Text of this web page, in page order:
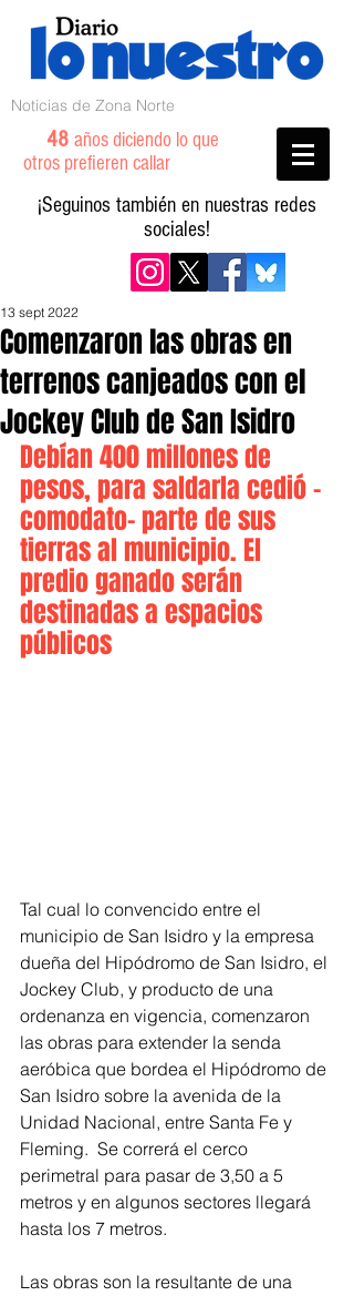
Noticias de Zona Norte
48 años diciendo lo que
otros prefieren callar
¡Seguinos también en nuestras redes
sociales!
Comenzaron las obras en
terrenos canjeados con el
Jockey Club de San Isidro
13 sept 2022
Debían 400 millones de
pesos, para saldarla cedió -
comodato- parte de sus
tierras al municipio. El
predio ganado serán
destinadas a espacios
públicos
Tal cual lo convencido entre el
municipio de San Isidro y la empresa
dueña del Hipódromo de San Isidro, el
Jockey Club, y producto de una
ordenanza en vigencia, comenzaron
las obras para extender la senda
aeróbica que bordea el Hipódromo de
San Isidro sobre la avenida de la
Unidad Nacional, entre Santa Fe y
Fleming.  Se correrá el cerco
perimetral para pasar de 3,50 a 5
metros y en algunos sectores llegará
hasta los 7 metros.
Las obras son la resultante de una